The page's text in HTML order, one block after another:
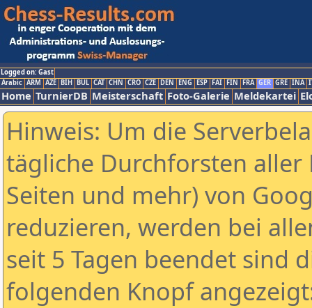
Logged on: Gast
Arabic ARM AZE BIH BUL CAT CHN CRO CZE DEN ENG ESP FAI FIN FRA GER GRE INA
Home TurnierDB Meisterschaft Foto-Galerie Meldekartei
Hinweis: Um die
tägliche Durchforsten aller
Seiten und mehr) von
reduzieren, werden bei
seit 5 Tagen beendet sind
folgenden Knopf